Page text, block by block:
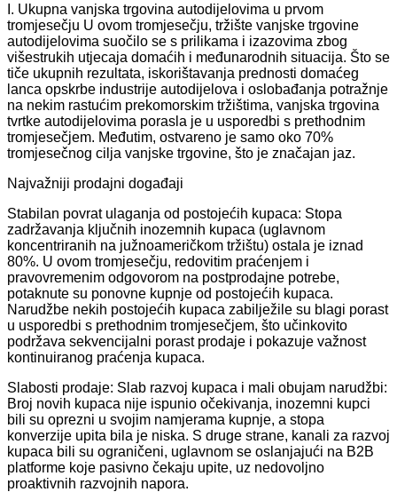
I. Ukupna vanjska trgovina autodijelovima u prvom
tromjesečju U ovom tromjesečju, tržište vanjske trgovine
autodijelovima suočilo se s prilikama i izazovima zbog
višestrukih utjecaja domaćih i međunarodnih situacija. Što se
tiče ukupnih rezultata, iskorištavanja prednosti domaćeg
lanca opskrbe industrije autodijelova i oslobađanja potražnje
na nekim rastućim prekomorskim tržištima, vanjska trgovina
tvrtke autodijelovima porasla je u usporedbi s prethodnim
tromjesečjem. Međutim, ostvareno je samo oko 70%
tromjesečnog cilja vanjske trgovine, što je značajan jaz.
Najvažniji prodajni događaji
Stabilan povrat ulaganja od postojećih kupaca: Stopa
zadržavanja ključnih inozemnih kupaca (uglavnom
koncentriranih na južnoameričkom tržištu) ostala je iznad
80%. U ovom tromjesečju, redovitim praćenjem i
pravovremenim odgovorom na postprodajne potrebe,
potaknute su ponovne kupnje od postojećih kupaca.
Narudžbe nekih postojećih kupaca zabilježile su blagi porast
u usporedbi s prethodnim tromjesečjem, što učinkovito
podržava sekvencijalni porast prodaje i pokazuje važnost
kontinuiranog praćenja kupaca.
Slabosti prodaje: Slab razvoj kupaca i mali obujam narudžbi:
Broj novih kupaca nije ispunio očekivanja, inozemni kupci
bili su oprezni u svojim namjerama kupnje, a stopa
konverzije upita bila je niska. S druge strane, kanali za razvoj
kupaca bili su ograničeni, uglavnom se oslanjajući na B2B
platforme koje pasivno čekaju upite, uz nedovoljno
proaktivnih razvojnih napora.